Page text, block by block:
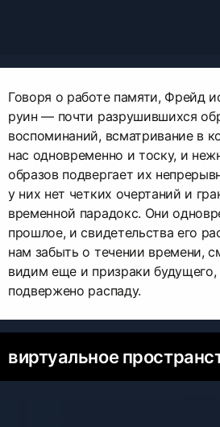
Говоря о работе памяти, Фрейд
руин — почти разрушившихся
воспоминаний, всматривание в
нас одновременно и тоску, и
образов подвергает их
у них нет четких очертаний и
временной парадокс. Они
прошлое, и свидетельства его
нам забыть о течении времени,
видим еще и призраки будущего,
подвержено распаду.
виртуальное